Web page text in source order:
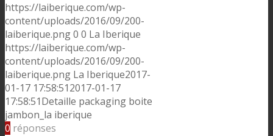
https://laiberique.com/wp-
content/uploads/2016/09/200-
laiberique.png0 0 La Iberique
https://laiberique.com/wp-
content/uploads/2016/09/200-
laiberique.png La Iberique2017-
01-17 17:58:512017-01-17
17:58:51Detaille packaging boite
jambon_la iberique
0 réponses